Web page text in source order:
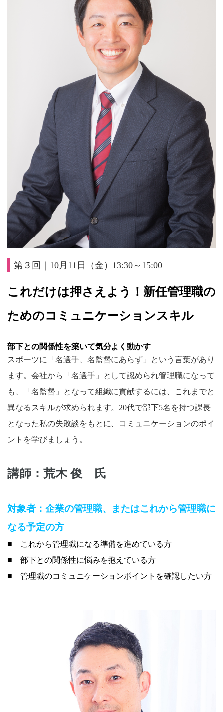
第３回｜10月11日（金）13:30～15:00
これだけは押さえよう！新任管理職の
ためのコミュニケーションスキル
部下との関係性を築いて気分よく動かす
スポーツに「名選手、名監督にあらず」という言葉があり
ます。会社から「名選手」として認められ管理職になって
も、「名監督」となって組織に貢献するには、これまでと
異なるスキルが求められます。20代で部下5名を持つ課長
となった私の失敗談をもとに、コミュニケーションのポイ
ントを学びましょう。
講師：荒木 俊 氏
対象者： 企業の管理職、またはこれから管理職に
なる予定の方
■
これから管理職になる準備を進めている方
■ 部下との関係性に悩みを抱えている方
■ 管理職のコミュニケーションポイントを確認したい方